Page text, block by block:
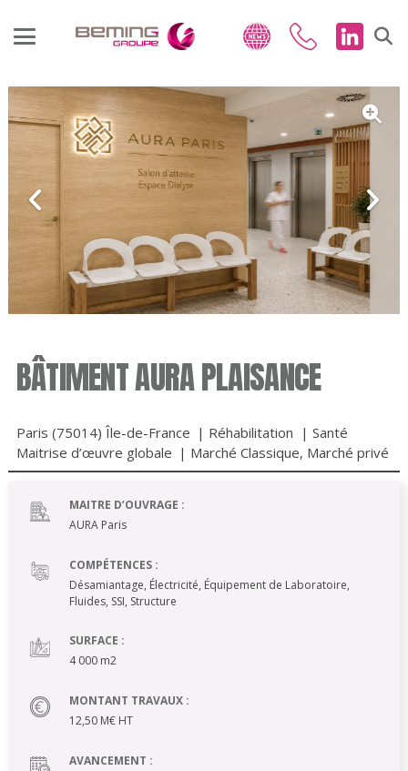
BÂTIMENT AURA PLAISANCE
Paris (75014) Île-de-France | Réhabilitation | Santé
Maitrise d’œuvre globale | Marché Classique, Marché privé
MAITRE D’OUVRAGE :
AURA Paris
COMPÉTENCES :
Désamiantage, Électricité, Équipement de Laboratoire,
Fluides, SSI, Structure
SURFACE :
4 000 m2
MONTANT TRAVAUX :
12,50 M€ HT
AVANCEMENT :